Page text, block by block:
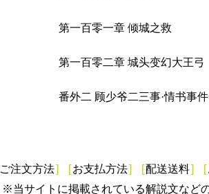
第一百零一章 倾城之救
第一百零二章 城头变幻大王弓
番外二 顾少爷二三事·情书事件
ご注文方法] [お支払方法] [配送送料] [
※当サイトに掲載されている解説文など